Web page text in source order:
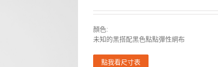
顏色:
未知的黑搭配黑色點點彈性網布
點我看尺寸表